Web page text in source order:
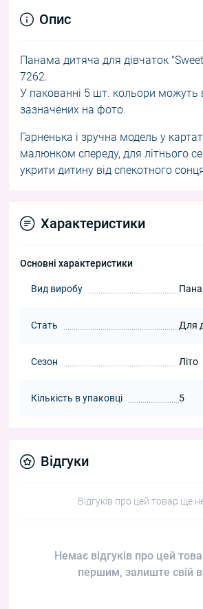
Опис
Панама дитяча для дівчаток
7262.
У пакованні 5 шт. кольори можуть
зазначених на фото.
Гарненька і зручна модель у
малюнком спереду, для літнього
укрити дитину від спекотного
Характеристики
Основні характеристики
Вид виробу
Стать Для
Сезон Літо
Кількість в упаковці 5
Відгуки
Відгуків про цей товар ще
Немає відгуків про цей
першим, залиште свій